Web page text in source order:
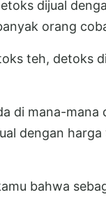
dijual
orang
teh, detoks
di mana-mana
dengan
bahwa